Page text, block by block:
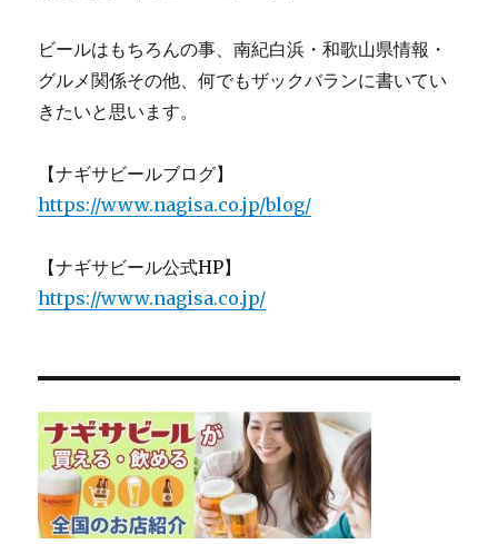
ビールはもちろんの事、南紀白浜・和歌山県情報・
グルメ関係その他、何でもザックバランに書いてい
きたいと思います。
【ナギサビールブログ】
https://www.nagisa.co.jp/blog/
【ナギサビール公式HP】
https://www.nagisa.co.jp/